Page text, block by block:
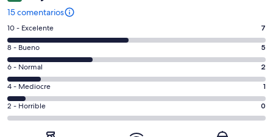
15 comentarios
7
comentarios
de
un
total
de
15
con
10 - Excelente 7
5
comentarios
de
un
total
de
8 - Bueno 5
2
comentarios
de
un
total
6 - Normal 2
1
comentarios
de
4 - Mediocre 1
0
comentarios
2 - Horrible 0